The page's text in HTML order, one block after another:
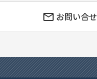
お問い合せ